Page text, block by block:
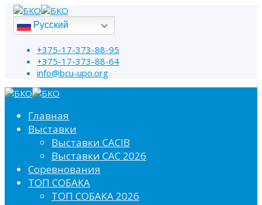
Русский
+375-17-373-88-95
+375-17-373-88-64
info@bcu-upo.org
Главная
Выставки
Выставки CACIB
Выставки САС 2026
Соревнования
ТОП СОБАКА
ТОП СОБАКА 2026